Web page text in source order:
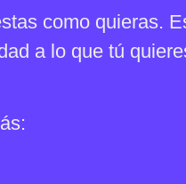
como quieras.
a lo que tú